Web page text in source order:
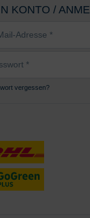
KONTO /
vergessen?